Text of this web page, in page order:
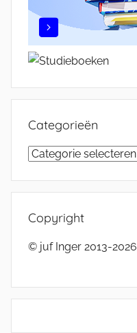
Categorieën
Categorieën
Copyright
© juf Inger 2013-2026